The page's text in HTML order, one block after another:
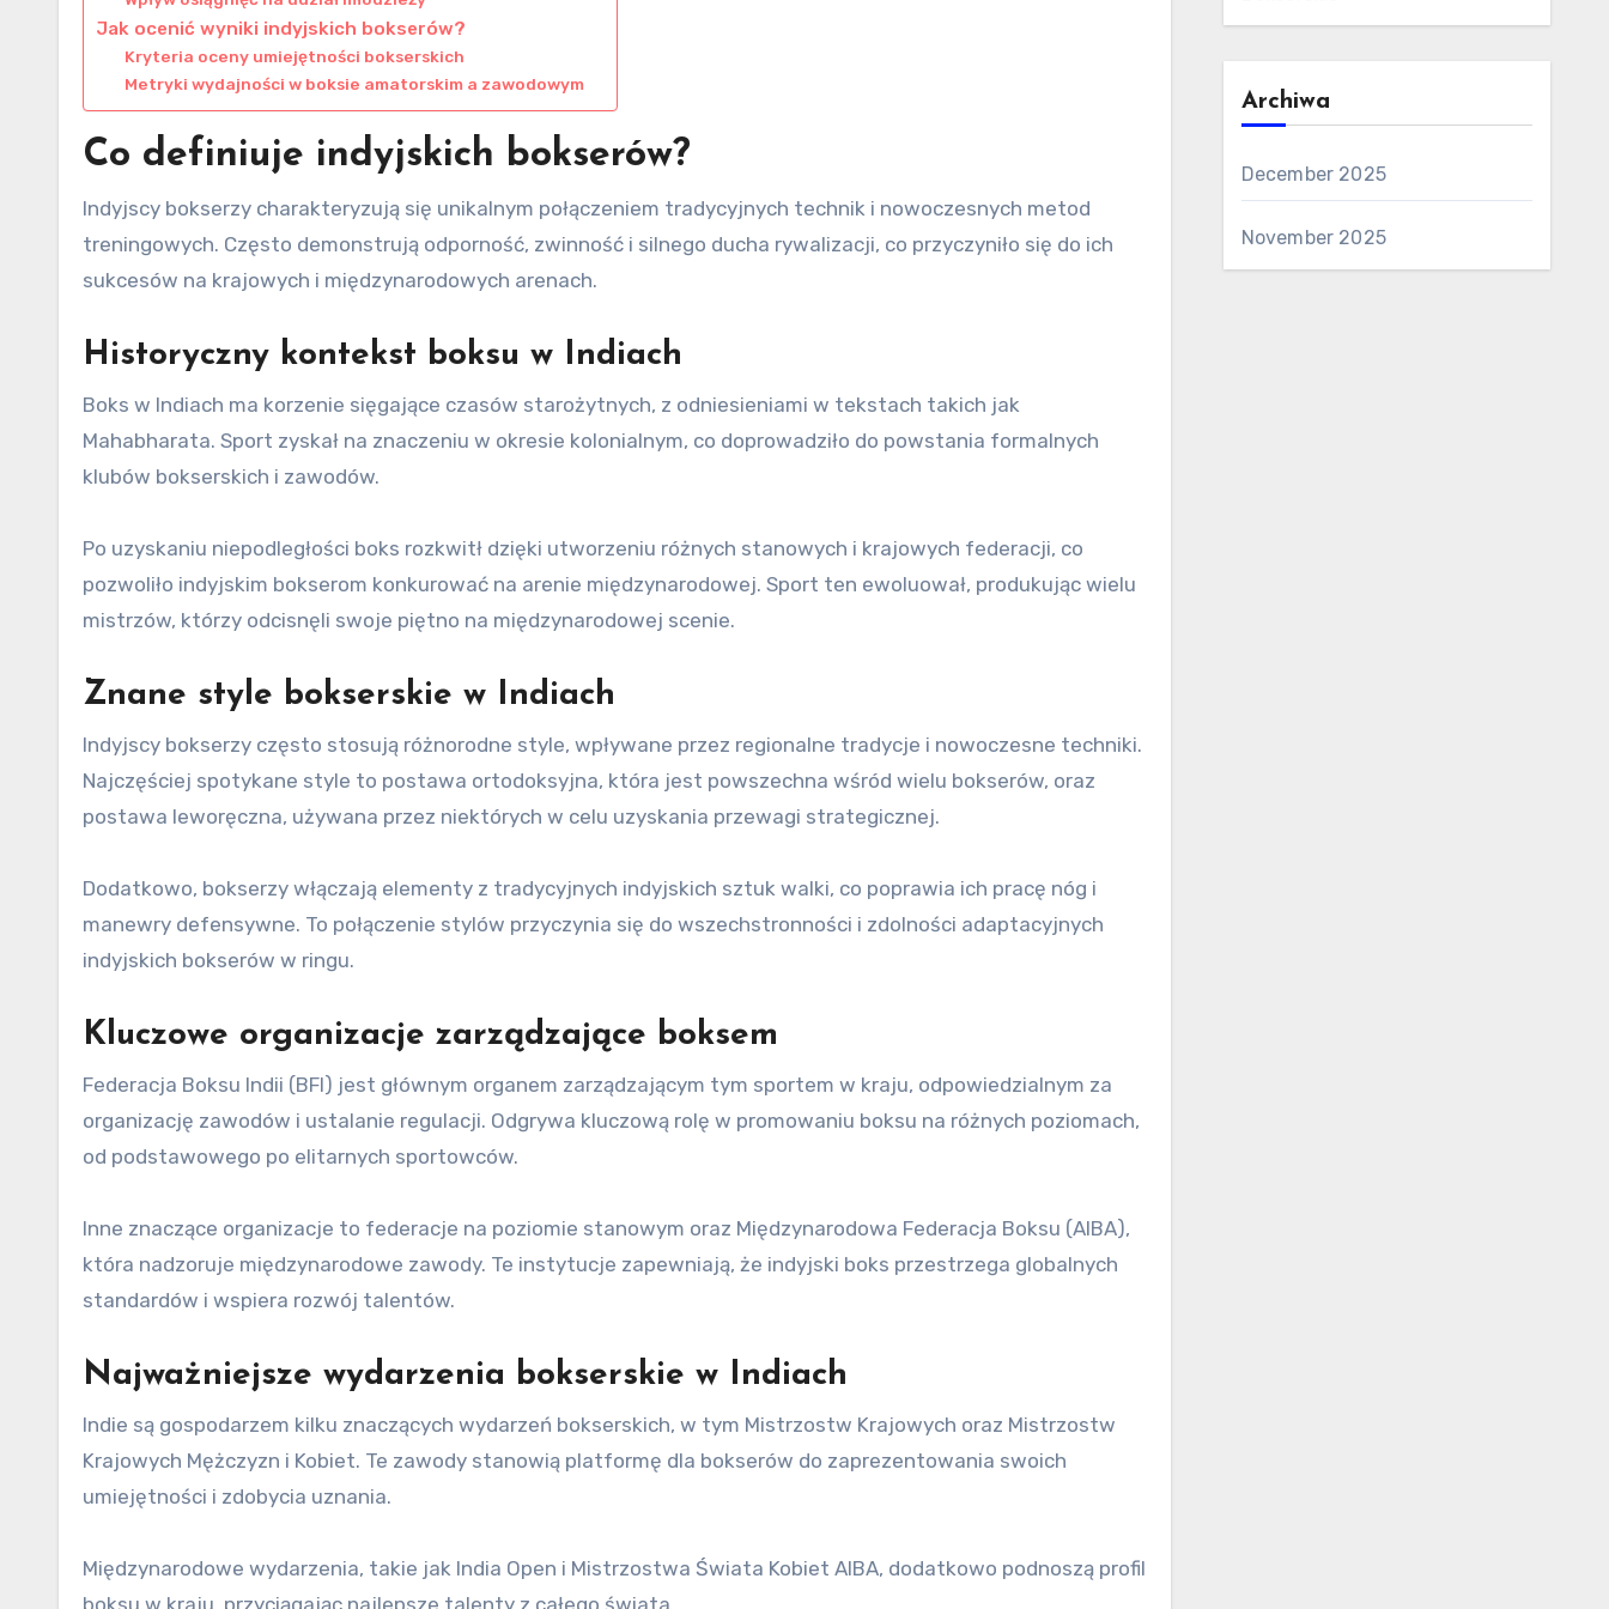
Jak ocenić wyniki indyjskich bokserów?
Kryteria oceny umiejętności bokserskich
Metryki wydajności w boksie amatorskim a zawodowym
Co definiuje indyjskich bokserów?
Indyjscy bokserzy charakteryzują się unikalnym połączeniem tradycyjnych technik i nowoczesnych metod
treningowych. Często demonstrują odporność, zwinność i silnego ducha rywalizacji, co przyczyniło się do ich
sukcesów na krajowych i międzynarodowych arenach.
Historyczny kontekst boksu w Indiach
Boks w Indiach ma korzenie sięgające czasów starożytnych, z odniesieniami w tekstach takich jak
Mahabharata. Sport zyskał na znaczeniu w okresie kolonialnym, co doprowadziło do powstania formalnych
klubów bokserskich i zawodów.
Po uzyskaniu niepodległości boks rozkwitł dzięki utworzeniu różnych stanowych i krajowych federacji, co
pozwoliło indyjskim bokserom konkurować na arenie międzynarodowej. Sport ten ewoluował, produkując wielu
mistrzów, którzy odcisnęli swoje piętno na międzynarodowej scenie.
Znane style bokserskie w Indiach
Indyjscy bokserzy często stosują różnorodne style, wpływane przez regionalne tradycje i nowoczesne techniki.
Najczęściej spotykane style to postawa ortodoksyjna, która jest powszechna wśród wielu bokserów, oraz
postawa leworęczna, używana przez niektórych w celu uzyskania przewagi strategicznej.
Dodatkowo, bokserzy włączają elementy z tradycyjnych indyjskich sztuk walki, co poprawia ich pracę nóg i
manewry defensywne. To połączenie stylów przyczynia się do wszechstronności i zdolności adaptacyjnych
indyjskich bokserów w ringu.
Kluczowe organizacje zarządzające boksem
Federacja Boksu Indii (BFI) jest głównym organem zarządzającym tym sportem w kraju, odpowiedzialnym za
organizację zawodów i ustalanie regulacji. Odgrywa kluczową rolę w promowaniu boksu na różnych poziomach,
od podstawowego po elitarnych sportowców.
Inne znaczące organizacje to federacje na poziomie stanowym oraz Międzynarodowa Federacja Boksu (AIBA),
która nadzoruje międzynarodowe zawody. Te instytucje zapewniają, że indyjski boks przestrzega globalnych
standardów i wspiera rozwój talentów.
Najważniejsze wydarzenia bokserskie w Indiach
Indie są gospodarzem kilku znaczących wydarzeń bokserskich, w tym Mistrzostw Krajowych oraz Mistrzostw
Krajowych Mężczyzn i Kobiet. Te zawody stanowią platformę dla bokserów do zaprezentowania swoich
umiejętności i zdobycia uznania.
Międzynarodowe wydarzenia, takie jak India Open i Mistrzostwa Świata Kobiet AIBA, dodatkowo podnoszą profil
boksu w kraju, przyciągając najlepsze talenty z całego świata.
Archiwa
December 2025
November 2025